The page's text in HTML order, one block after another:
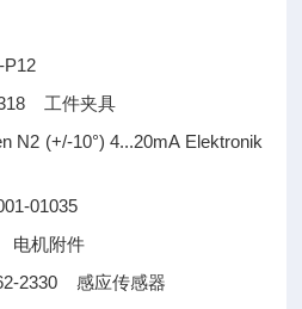
工件夹具
(+/-10°) 4...20mA Elektronik
01035
电机附件
2330感应传感器